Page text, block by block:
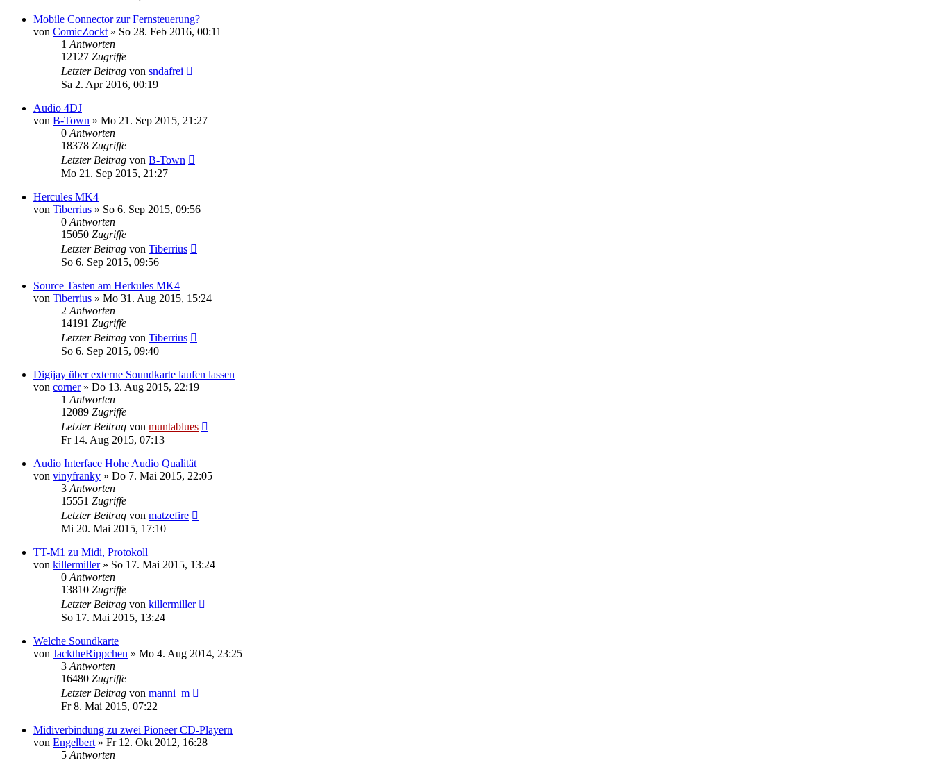
Mobile Connector zur Fernsteuerung?
von ComicZockt » So 28. Feb 2016, 00:11
1 Antworten
12127 Zugriffe
Letzter Beitrag von sndafrei
Sa 2. Apr 2016, 00:19
Audio 4DJ
von B-Town » Mo 21. Sep 2015, 21:27
0 Antworten
18378 Zugriffe
Letzter Beitrag von B-Town
Mo 21. Sep 2015, 21:27
Hercules MK4
von Tiberrius » So 6. Sep 2015, 09:56
0 Antworten
15050 Zugriffe
Letzter Beitrag von Tiberrius
So 6. Sep 2015, 09:56
Source Tasten am Herkules MK4
von Tiberrius » Mo 31. Aug 2015, 15:24
2 Antworten
14191 Zugriffe
Letzter Beitrag von Tiberrius
So 6. Sep 2015, 09:40
Digijay über externe Soundkarte laufen lassen
von corner» Do 13. Aug 2015, 22:19
1 Antworten
12089 Zugriffe
Letzter Beitrag von muntablues
Fr 14. Aug 2015, 07:13
Audio Interface Hohe Audio Qualität
von vinyfranky » Do 7. Mai 2015, 22:05
3 Antworten
15551 Zugriffe
Letzter Beitrag von matzefire
Mi 20. Mai 2015, 17:10
TT-M1 zu Midi, Protokoll
von killermiller» So 17. Mai 2015, 13:24
0 Antworten
13810 Zugriffe
Letzter Beitrag von killermiller
So 17. Mai 2015, 13:24
Welche Soundkarte
von JacktheRippchen » Mo 4. Aug 2014, 23:25
3 Antworten
16480 Zugriffe
Letzter Beitrag von manni_m
Fr 8. Mai 2015, 07:22
Midiverbindung zu zwei Pioneer CD-Playern
von Engelbert » Fr 12. Okt 2012, 16:28
5 Antworten